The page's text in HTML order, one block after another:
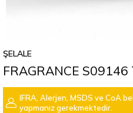
ŞELALE
FRAGRANCE S09146
IFRA, Alerjen, MSDS ve CoA
yapmanız gerekmektedir.